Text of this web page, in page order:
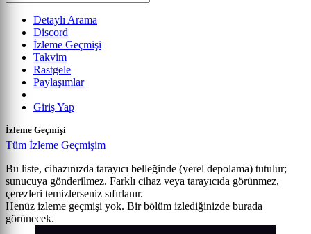
Detaylı Arama
Discord
İzleme Geçmişi
Takvim
Rastgele
Paylaşımlar
Giriş Yap
İzleme Geçmişi
Tüm İzleme Geçmişim
Bu liste, cihazınızda tarayıcı belleğinde (yerel depolama) tutulur;
sunucuya gönderilmez. Farklı cihaz veya tarayıcıda görünmez,
çerezleri temizlerseniz sıfırlanır.
Henüz izleme geçmişi yok. Bir bölüm izlediğinizde burada
görünecek.